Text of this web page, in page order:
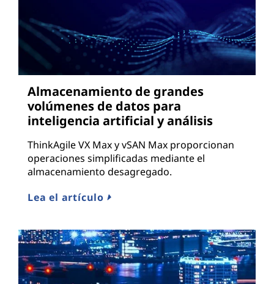
Almacenamiento de grandes
volúmenes de datos para
inteligencia artificial y análisis
ThinkAgile VX Max y vSAN Max proporcionan
operaciones simplificadas mediante el
almacenamiento desagregado.
Lea el artículo